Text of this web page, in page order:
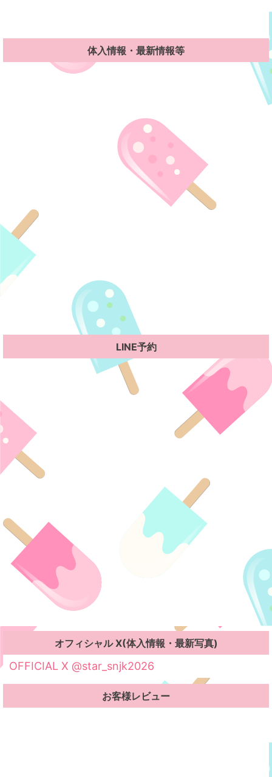
体入情報・最新情報等
LINE予約
オフィシャル X(体入情報・最新写真)
OFFICIAL X @star_snjk2026
お客様レビュー